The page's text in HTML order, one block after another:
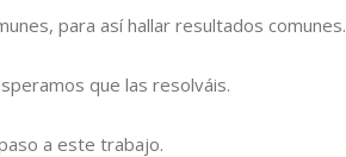
para así hallar resultados comunes.
que las resolváis.
a este trabajo.